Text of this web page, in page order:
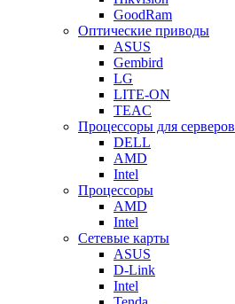
GoodRam
Оптические приводы
ASUS
Gembird
LG
LITE-ON
TEAC
Процессоры для серверов
DELL
AMD
Intel
Процессоры
AMD
Intel
Сетевые карты
ASUS
D-Link
Intel